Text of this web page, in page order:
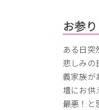
お参
ある日突
悲しみの
義家族が
壇にお供
最悪！と